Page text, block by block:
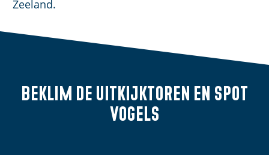
Zeeland.
Beklim de uitkijktoren en spot
vogels